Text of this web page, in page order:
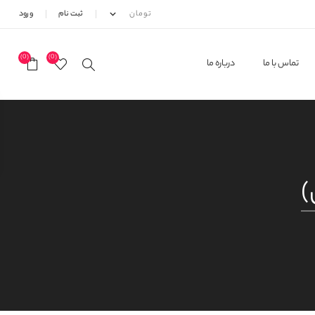
ثبت نام ورود
تماس با ما درباره ما (0)
(0)